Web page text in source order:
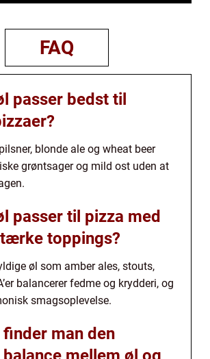
FAQ
passer bedst til
blonde ale og wheat beer
grøntsager og mild ost uden at
passer til pizza med
toppings?
øl som amber ales, stouts,
balancerer fedme og krydderi, og
smagsoplevelse.
man den